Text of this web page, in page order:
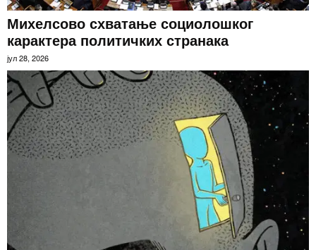
Михелсово схватање социолошког
карактера политичких странака
јул 28, 2026